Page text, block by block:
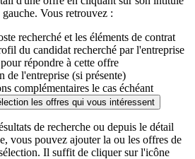
Vous retrouvez :
recherché et les éléments de contrat
du candidat recherché par l'entreprise
répondre à cette offre
de l'entreprise (si présente)
complémentaires le cas échéant
les offres qui vous intéressent
de recherche ou depuis le détail
vous pouvez ajouter la ou les offres de
Il suffit de cliquer sur l'icône